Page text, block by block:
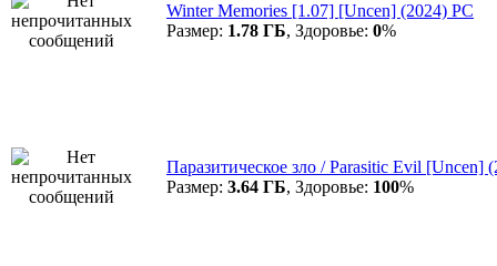
Winter Memories [1.07] [Uncen] (2024) PC
Размер: 1.78 ГБ, Здоровье: 0%
Паразитическое зло / Parasitic Evil [Uncen]
Размер: 3.64 ГБ, Здоровье: 100%